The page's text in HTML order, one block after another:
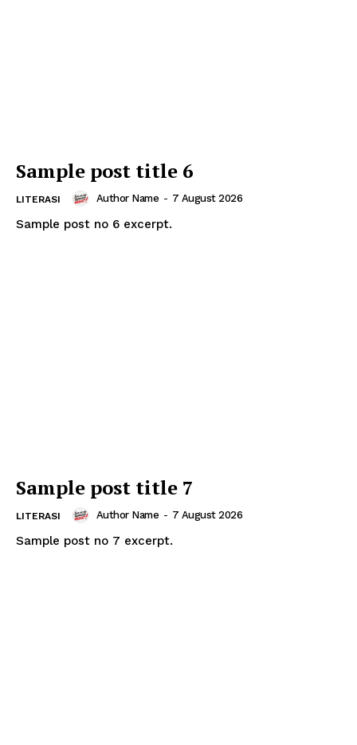
Sample post title 6
LITERASI Author Name - 7 August 2026
Sample post no 6 excerpt.
Sample post title 7
LITERASI Author Name - 7 August 2026
Sample post no 7 excerpt.